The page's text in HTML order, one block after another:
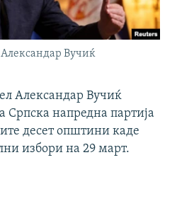
Вучиќ
Александар Вучиќ
Српска напредна партија
десет општини каде
избори на 29 март.